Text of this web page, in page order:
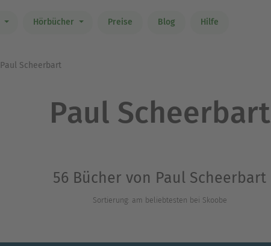
Hörbücher Preise Blog Hilfe
Paul Scheerbart
Paul Scheerbart
56 Bücher von Paul Scheerbart
Sortierung: am beliebtesten bei Skoobe